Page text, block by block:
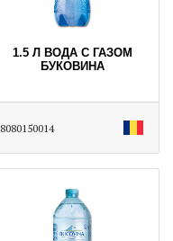
1.5 Л ВОДА С ГАЗОМ
БУКОВИНА
8080150014